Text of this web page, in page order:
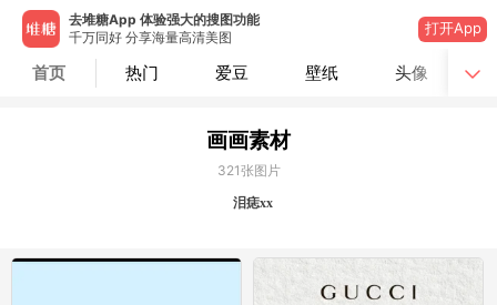
去堆糖App 体验强大的搜图功能
千万同好 分享海量高清美图
打开App
首页 热门 爱豆 壁纸 头像
画画素材
321张图片
泪痣xx